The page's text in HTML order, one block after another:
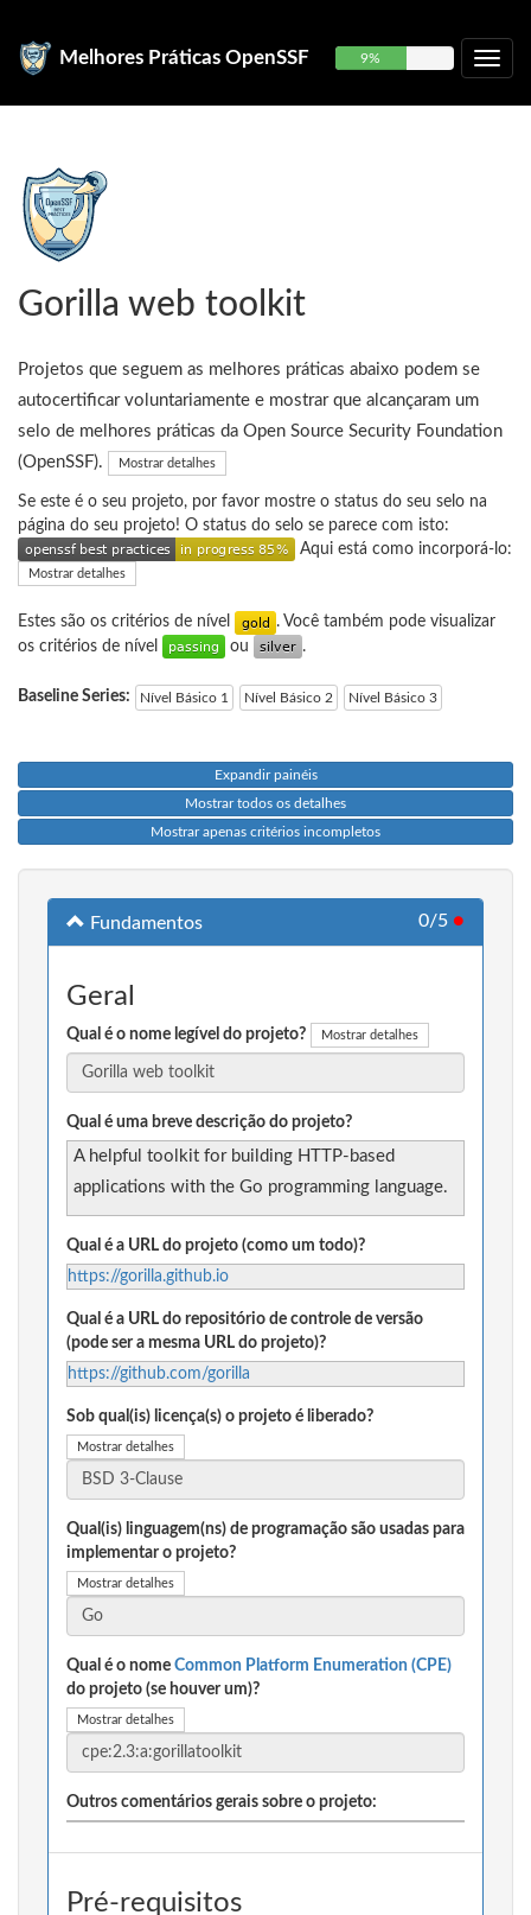
Melhores Práticas OpenSSF 9%
Gorilla web toolkit
Projetos que seguem as melhores práticas abaixo podem se
autocertificar voluntariamente e mostrar que alcançaram um
selo de melhores práticas da Open Source Security Foundation
(OpenSSF).
Mostrar detalhes
Se este é o seu projeto, por favor mostre o status do seu selo na
página do seu projeto! O status do selo se parece com isto:
Aqui está como incorporá-lo:
Mostrar detalhes
Estes são os critérios de nível
. Você também pode visualizar
os critérios de nível
ou .
Baseline Series: Nível Básico 1 Nível Básico 2 Nível Básico 3
Expandir painéis
Mostrar todos os detalhes
Mostrar apenas critérios incompletos
Fundamentos 0/5 ●
Geral
Qual é o nome legível do projeto? Mostrar detalhes
Qual é uma breve descrição do projeto?
A helpful toolkit for building HTTP-based
applications with the Go programming language.
Qual é a URL do projeto (como um todo)?
https://gorilla.github.io
Qual é a URL do repositório de controle de versão
(pode ser a mesma URL do projeto)?
https://github.com/gorilla
Sob qual(is) licença(s) o projeto é liberado?
Mostrar detalhes
Qual(is) linguagem(ns) de programação são usadas para
implementar o projeto?
Mostrar detalhes
Qual é o nome Common Platform Enumeration (CPE)
do projeto (se houver um)?
Mostrar detalhes
Outros comentários gerais sobre o projeto:
Pré-requisitos